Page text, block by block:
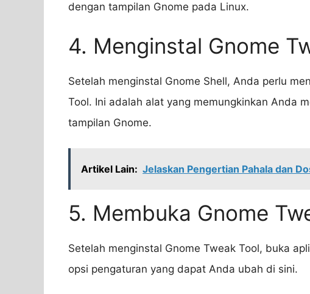
dengan tampilan Gnome pada Linux.
4. Menginstal Gnome
Setelah menginstal Gnome Shell, Anda perlu
Tool. Ini adalah alat yang memungkinkan Anda
tampilan Gnome.
Artikel Lain: Jelaskan Pengertian Pahala dan
5. Membuka Gnome
Setelah menginstal Gnome Tweak Tool, buka
opsi pengaturan yang dapat Anda ubah di sini.